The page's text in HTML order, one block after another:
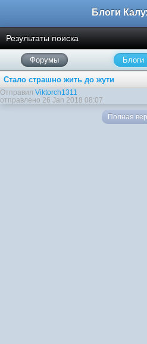
Результаты поиска
Форумы Блоги
Стало страшно жить до жути
Отправил Viktorch1311
отправлено 26 Jan 2018 08:07
Полная